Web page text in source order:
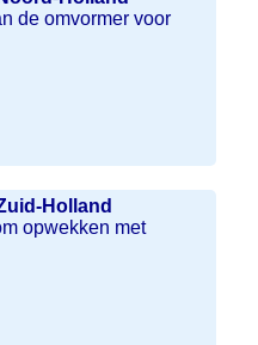
de omvormer voor
Holland
opwekken met